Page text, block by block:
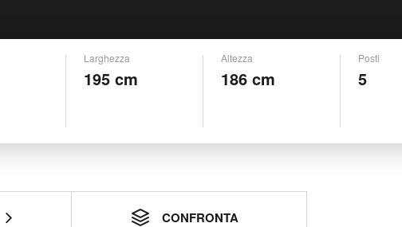
Larghezza
195 cm
Altezza
186 cm
Posti
5
CONFRONTA